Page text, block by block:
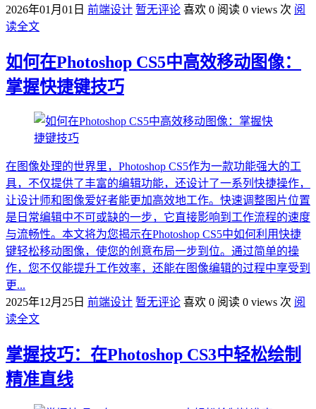
2026年01月01日 前端设计 暂无评论 喜欢 0 阅读 0 views 次 阅
读全文
如何在Photoshop CS5中高效移动图像：
掌握快捷键技巧
在图像处理的世界里，Photoshop CS5作为一款功能强大的工
具，不仅提供了丰富的编辑功能，还设计了一系列快捷操作，
让设计师和图像爱好者能更加高效地工作。快速调整图片位置
是日常编辑中不可或缺的一步，它直接影响到工作流程的速度
与流畅性。本文将为您揭示在Photoshop CS5中如何利用快捷
键轻松移动图像，使您的创意布局一步到位。通过简单的操
作，您不仅能提升工作效率，还能在图像编辑的过程中享受到
更...
2025年12月25日 前端设计 暂无评论 喜欢 0 阅读 0 views 次 阅
读全文
掌握技巧：在Photoshop CS3中轻松绘制
精准直线